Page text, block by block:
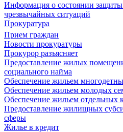
Информация о состоянии защиты
чрезвычайных ситуаций
Прокуратура
Прием граждан
Новости прокуратуры
Прокурор разъясняет
Предоставление жилых
социального найма
Обеспечение жильем
Обеспечение жильем молодых
Обеспечение жильем отдельных
Предоставление жилищных
сферы
Жилье в кредит